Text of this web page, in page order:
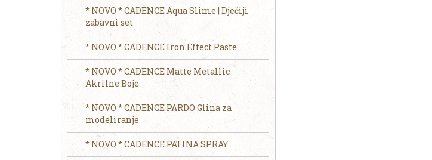
* NOVO * CADENCE Aqua Slime | Dječiji
zabavni set
* NOVO * CADENCE Iron Effect Paste
* NOVO * CADENCE Matte Metallic
Akrilne Boje
* NOVO * CADENCE PARDO Glina za
modeliranje
* NOVO * CADENCE PATINA SPRAY